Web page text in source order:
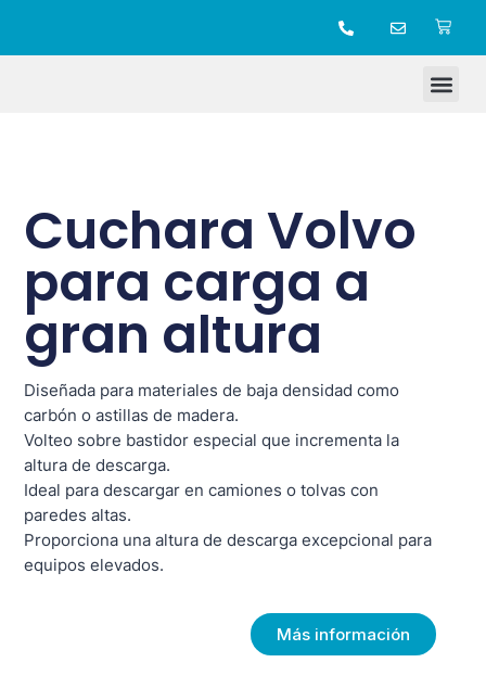
Cuchara Volvo
para carga a
gran altura
Diseñada para materiales de baja densidad como
carbón o astillas de madera.
Volteo sobre bastidor especial que incrementa la
altura de descarga.
Ideal para descargar en camiones o tolvas con
paredes altas.
Proporciona una altura de descarga excepcional para
equipos elevados.
Más información